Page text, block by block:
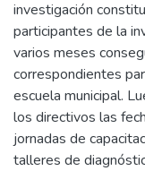
investigación
participantes de la
varios meses
correspondientes
escuela municipal.
los directivos las
jornadas de
talleres de